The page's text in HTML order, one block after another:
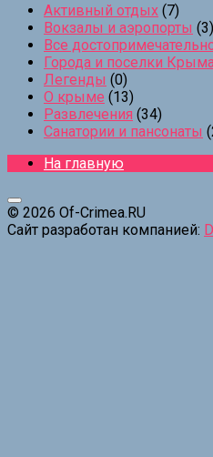
Активный отдых (7)
Вокзалы и аэропорты (3)
Все
Города и поселки
Легенды (0)
О крыме (13)
Развлечения (34)
Санатории и пансонаты
На главную
© 2026 Of-Crimea.RU
Сайт разработан компанией: